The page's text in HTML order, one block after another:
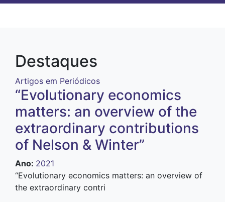
Destaques
Artigos em Periódicos
“Evolutionary economics
matters: an overview of the
extraordinary contributions
of Nelson & Winter”
Ano: 2021
“Evolutionary economics matters: an overview of
the extraordinary contri